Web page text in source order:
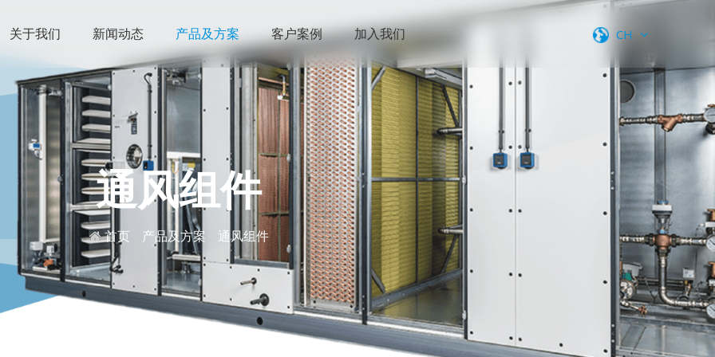
关于我们 新闻动态 产品及方案 客户案例 加入我们 CH
通风组件
首页 产品及方案 通风组件